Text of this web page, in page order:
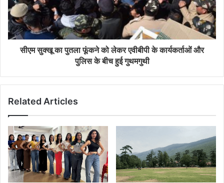
सीएम सुक्खू का पुतला फूंकने को लेकर एवीबीपी के कार्यकर्ताओं और
पुलिस के बीच हुई गुथमगुथी
Related Articles